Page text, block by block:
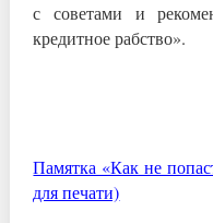
с советами и
кредитное рабство».
Памятка «Как не
для печати)